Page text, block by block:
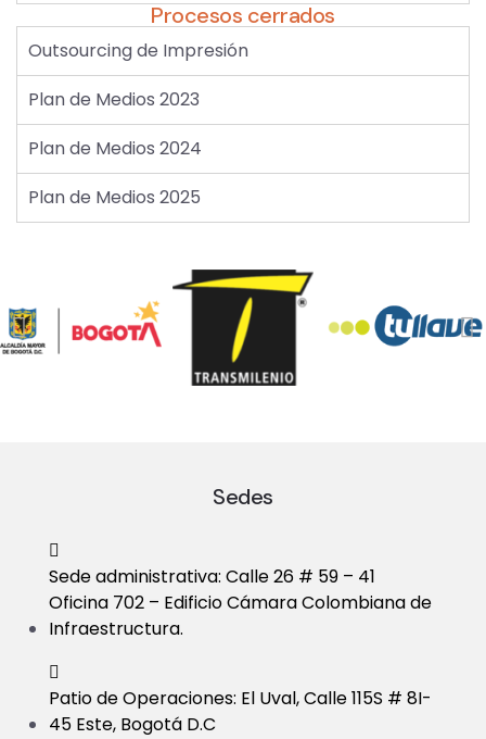
Procesos cerrados
Outsourcing de Impresión
Plan de Medios 2023
Plan de Medios 2024
Plan de Medios 2025
Sedes
Sede administrativa: Calle 26 # 59 – 41
Oficina 702 – Edificio Cámara Colombiana de
Infraestructura.
Patio de Operaciones: El Uval, Calle 115S # 8I-
45 Este, Bogotá D.C